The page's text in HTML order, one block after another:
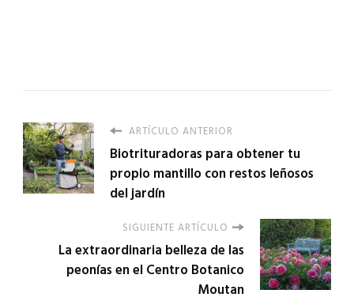
ARTÍCULO ANTERIOR
Biotrituradoras para obtener tu
propio mantillo con restos leñosos
del jardín
SIGUIENTE ARTÍCULO
La extraordinaria belleza de las
peonías en el Centro Botanico
Moutan